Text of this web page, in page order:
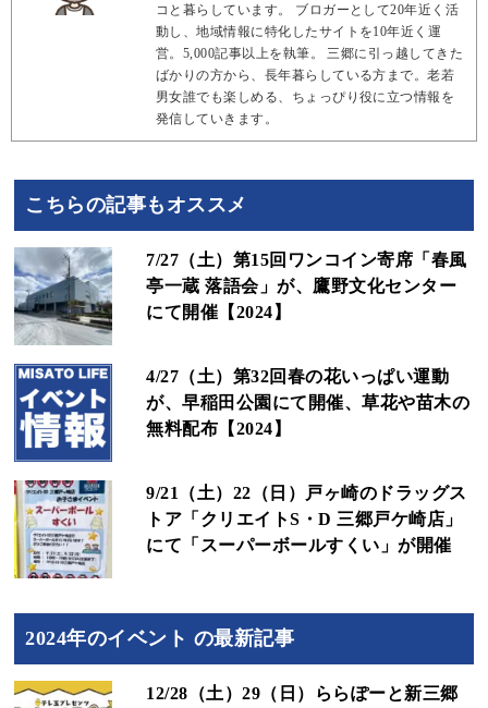
コと暮らしています。 ブロガーとして20年近く活
動し、地域情報に特化したサイトを10年近く運
営。5,000記事以上を執筆。 三郷に引っ越してきた
ばかりの方から、長年暮らしている方まで。老若
男女誰でも楽しめる、ちょっぴり役に立つ情報を
発信していきます。
こちらの記事もオススメ
7/27（土）第15回ワンコイン寄席「春風
亭一蔵 落語会」が、鷹野文化センター
にて開催【2024】
4/27（土）第32回春の花いっぱい運動
が、早稲田公園にて開催、草花や苗木の
無料配布【2024】
9/21（土）22（日）戸ヶ崎のドラッグス
トア「クリエイトS・D 三郷戸ケ崎店」
にて「スーパーボールすくい」が開催
2024年のイベント の最新記事
12/28（土）29（日）ららぽーと新三郷